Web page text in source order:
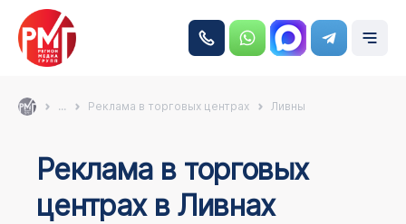
... Реклама в торговых центрах Ливны
Реклама в торговых
центрах в Ливнах